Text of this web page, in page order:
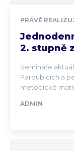
PRÁVĚ
2. stupně
Semináře
Pardubicích a
ADMIN